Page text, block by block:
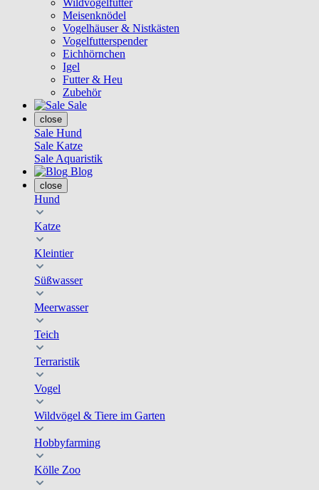
Wildvogelfutter
Meisenknödel
Vogelhäuser & Nistkästen
Vogelfutterspender
Eichhörnchen
Igel
Futter & Heu
Zubehör
Sale
close
Sale Hund
Sale Katze
Sale Aquaristik
Blog
close
Hund
Katze
Kleintier
Süßwasser
Meerwasser
Teich
Terraristik
Vogel
Wildvögel & Tiere im Garten
Hobbyfarming
Kölle Zoo